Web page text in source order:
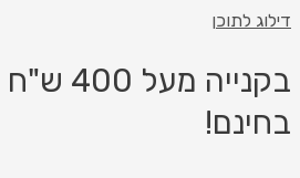
דילוג לתוכן
בחינם!